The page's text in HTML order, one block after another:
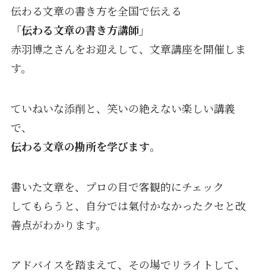
伝わる文章の書き方を全国で伝える
「伝わる文章の書き方講師」
赤羽博之さんをお迎えして、文章講座を開催しま
す。
ていねいな添削と、笑いの絶えない楽しい講義
で、
伝わる文章の勘所を学びます。
書いた文章を、プロの目で客観的にチェック
してもらうと、自分では氣付かなかったクセと改
善点がわかります。
アドバイスを踏まえて、その場でリライトして、